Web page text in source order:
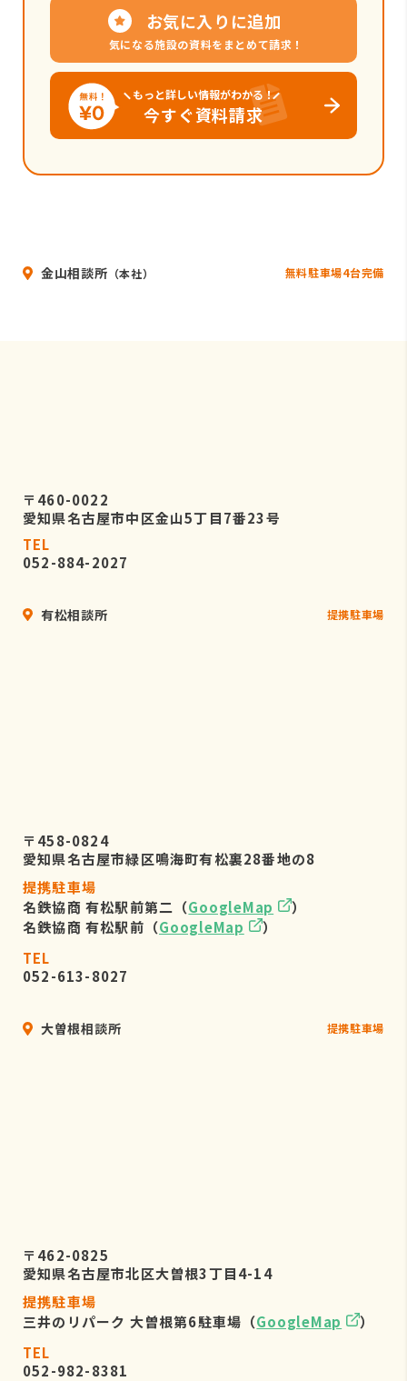
お気に入りに追加
気になる施設の資料をまとめて請求！
もっと詳しい情報がわかる！
今すぐ資料請求
金山相談所 （本社） 無料駐車場4台完備
〒460-0022
愛知県名古屋市中区金山5丁目7番23号
TEL
052-884-2027
有松相談所 提携駐車場
〒458-0824
愛知県名古屋市緑区鳴海町有松裏28番地の8
提携駐車場
名鉄協商 有松駅前第二（GoogleMap
）
名鉄協商 有松駅前（GoogleMap
）
TEL
052-613-8027
大曽根相談所 提携駐車場
〒462-0825
愛知県名古屋市北区大曽根3丁目4-14
提携駐車場
三井のリパーク 大曽根第6駐車場（GoogleMap
）
TEL
052-982-8381